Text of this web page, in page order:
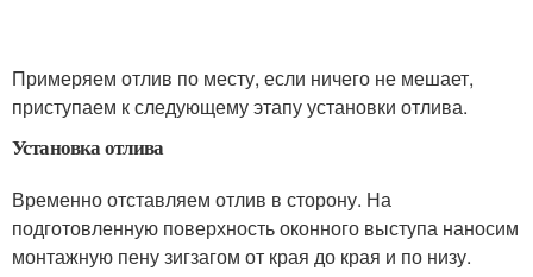
Примеряем отлив по месту, если ничего не мешает,
приступаем к следующему этапу установки отлива.
Установка отлива
Временно отставляем отлив в сторону. На
подготовленную поверхность оконного выступа наносим
монтажную пену зигзагом от края до края и по низу.